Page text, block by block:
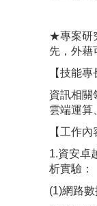
★專案研
先，外藉
【技能專
資訊相關
雲端運算
【工作內
1.資安卓
析實驗：
(1)網路